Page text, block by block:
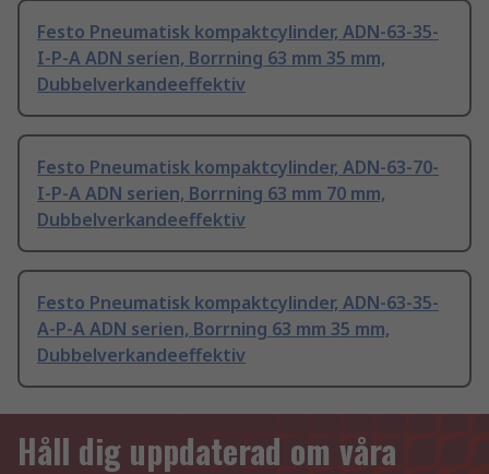
Festo Pneumatisk kompaktcylinder, ADN-63-35-
I-P-A ADN serien, Borrning 63 mm 35 mm,
Dubbelverkandeeffektiv
Festo Pneumatisk kompaktcylinder, ADN-63-70-
I-P-A ADN serien, Borrning 63 mm 70 mm,
Dubbelverkandeeffektiv
Festo Pneumatisk kompaktcylinder, ADN-63-35-
A-P-A ADN serien, Borrning 63 mm 35 mm,
Dubbelverkandeeffektiv
Håll dig uppdaterad om våra